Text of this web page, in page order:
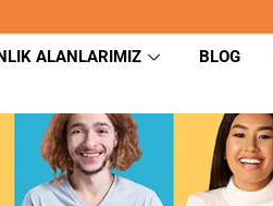
ALANLARIMIZ BLOG